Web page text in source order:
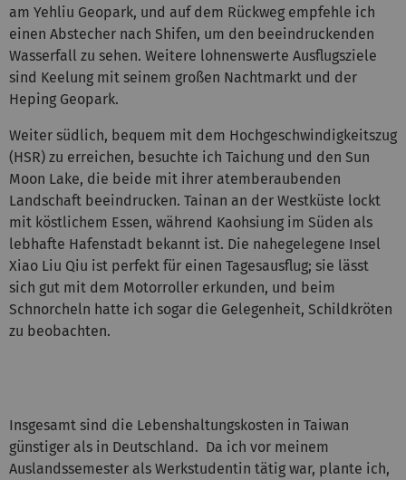
am Yehliu Geopark, und auf dem Rückweg empfehle ich
einen Abstecher nach Shifen, um den beeindruckenden
Wasserfall zu sehen. Weitere lohnenswerte Ausflugsziele
sind Keelung mit seinem großen Nachtmarkt und der
Heping Geopark.
Weiter südlich, bequem mit dem Hochgeschwindigkeitszug
(HSR) zu erreichen, besuchte ich Taichung und den Sun
Moon Lake, die beide mit ihrer atemberaubenden
Landschaft beeindrucken. Tainan an der Westküste lockt
mit köstlichem Essen, während Kaohsiung im Süden als
lebhafte Hafenstadt bekannt ist. Die nahegelegene Insel
Xiao Liu Qiu ist perfekt für einen Tagesausflug; sie lässt
sich gut mit dem Motorroller erkunden, und beim
Schnorcheln hatte ich sogar die Gelegenheit, Schildkröten
zu beobachten.
Insgesamt sind die Lebenshaltungskosten in Taiwan
günstiger als in Deutschland. Da ich vor meinem
Auslandssemester als Werkstudentin tätig war, plante ich,